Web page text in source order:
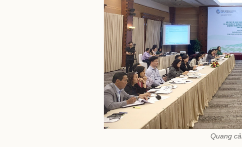
Quang